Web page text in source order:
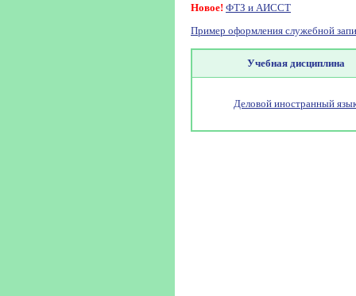
Новое! ФТЗ и АИССТ
Пример оформления служебной
Учебная дисциплина
Деловой иностранный